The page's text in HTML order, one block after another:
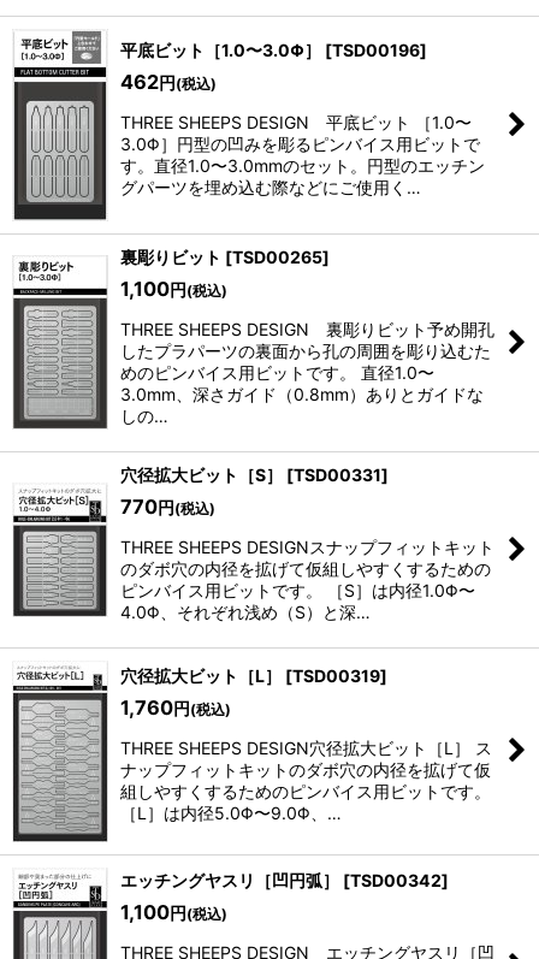
平底ビット［1.0〜3.0Φ］ [TSD00196]
462円 (税込)
THREE SHEEPS DESIGN 平底ビット ［1.0〜
3.0Φ］円型の凹みを彫るピンバイス用ビットで
す。直径1.0〜3.0mmのセット。円型のエッチン
グパーツを埋め込む際などにご使用く…
裏彫りビット [TSD00265]
1,100円 (税込)
THREE SHEEPS DESIGN 裏彫りビット予め開孔
したプラパーツの裏面から孔の周囲を彫り込むた
めのピンバイス用ビットです。 直径1.0〜
3.0mm、深さガイド（0.8mm）ありとガイドな
しの…
穴径拡大ビット［S］ [TSD00331]
770円 (税込)
THREE SHEEPS DESIGNスナップフィットキット
のダボ穴の内径を拡げて仮組しやすくするための
ピンバイス用ビットです。 ［S］は内径1.0Φ〜
4.0Φ、それぞれ浅め（S）と深…
穴径拡大ビット［L］ [TSD00319]
1,760円 (税込)
THREE SHEEPS DESIGN穴径拡大ビット［L］ ス
ナップフィットキットのダボ穴の内径を拡げて仮
組しやすくするためのピンバイス用ビットです。
［L］は内径5.0Φ〜9.0Φ、…
エッチングヤスリ［凹円弧］ [TSD00342]
1,100円 (税込)
THREE SHEEPS DESIGN エッチングヤスリ［凹